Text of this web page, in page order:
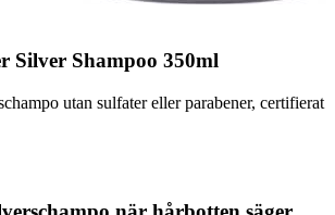
Silver Shampoo 350ml
utan sulfater eller parabener, certifierat